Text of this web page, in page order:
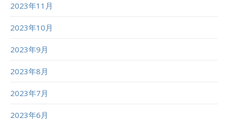
2023年11月
2023年10月
2023年9月
2023年8月
2023年7月
2023年6月